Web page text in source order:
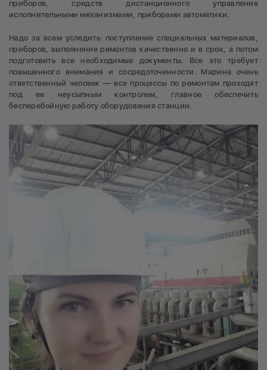
приборов, средств дистанционного управления
исполнительными механизмами, приборами автоматики.
Надо за всем уследить: поступление специальных материалов,
приборов, выполнение ремонтов качественно и в срок, а потом
подготовить все необходимые документы. Все это требует
повышенного внимания и сосредоточенности. Марина очень
ответственный человек — все процессы по ремонтам проходят
под ее неусыпным контролем, главное обеспечить
бесперебойную работу оборудования станции.